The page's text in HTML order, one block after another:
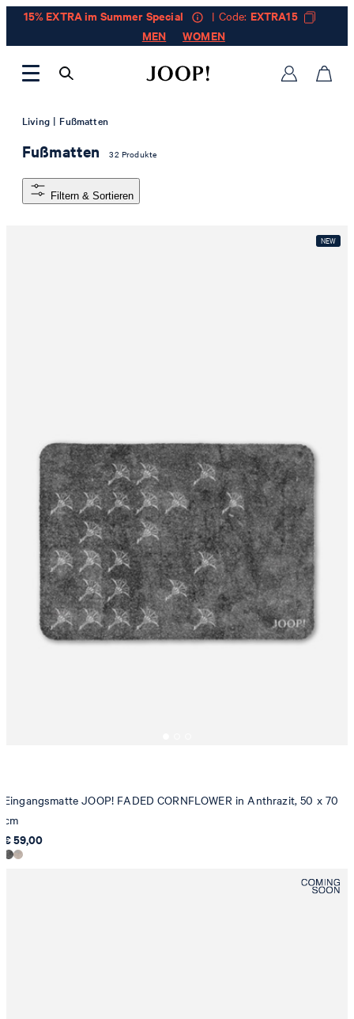
15% EXTRA im Summer Special | Code: EXTRA15
MEN
WOMEN
Living | Fußmatten
Fußmatten 32 Produkte
Filtern & Sortieren
Eingangsmatte JOOP! FADED CORNFLOWER in Anthrazit, 50 x 70
cm
€ 59,00